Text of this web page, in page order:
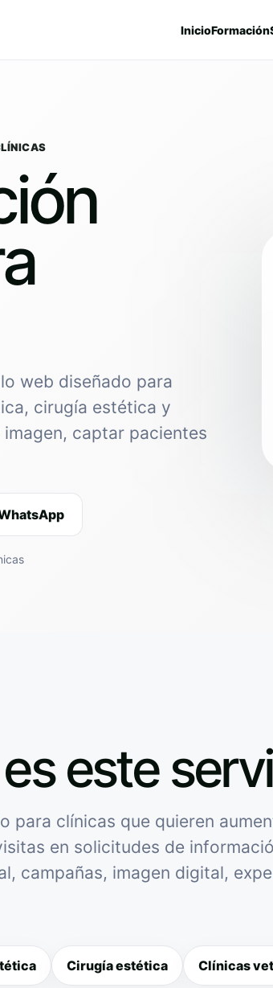
InicioFormación
web diseñado para
cirugía estética y
captar pacientes
este
para clínicas que quieren
en solicitudes de
campañas, imagen digital,
Cirugía estética Clínicas